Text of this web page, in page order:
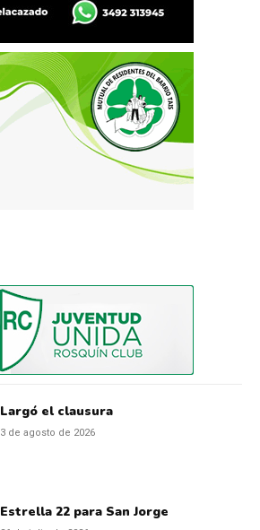
Largó el clausura
3 de agosto de 2026
Estrella 22 para San Jorge